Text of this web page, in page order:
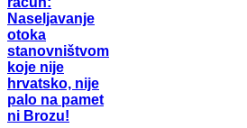
Naseljavanje
otoka
stanovništvom
koje nije
hrvatsko, nije
palo na pamet
ni Brozu!